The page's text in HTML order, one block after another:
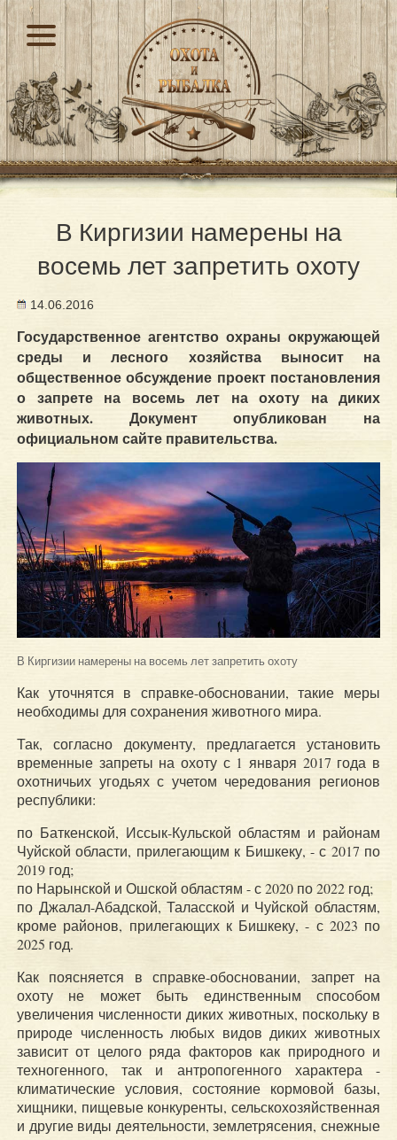
В Киргизии намерены на
восемь лет запретить охоту
14.06.2016
Государственное агентство охраны окружающей
среды и лесного хозяйства выносит на
общественное обсуждение проект постановления
о запрете на восемь лет на охоту на диких
животных. Документ опубликован на
официальном сайте правительства.
В Киргизии намерены на восемь лет запретить охоту
Как уточнятся в справке-обосновании, такие меры
необходимы для сохранения животного мира.
Так, согласно документу, предлагается установить
временные запреты на охоту с 1 января 2017 года в
охотничьих угодьях с учетом чередования регионов
республики:
по Баткенской, Иссык-Кульской областям и районам
Чуйской области, прилегающим к Бишкеку, - с 2017 по
2019 год;
по Нарынской и Ошской областям - с 2020 по 2022 год;
по Джалал-Абадской, Таласской и Чуйской областям,
кроме районов, прилегающих к Бишкеку, - с 2023 по
2025 год.
Как поясняется в справке-обосновании, запрет на
охоту не может быть единственным способом
увеличения численности диких животных, поскольку в
природе численность любых видов диких животных
зависит от целого ряда факторов как природного и
техногенного, так и антропогенного характера -
климатические условия, состояние кормовой базы,
хищники, пищевые конкуренты, сельскохозяйственная
и другие виды деятельности, землетрясения, снежные